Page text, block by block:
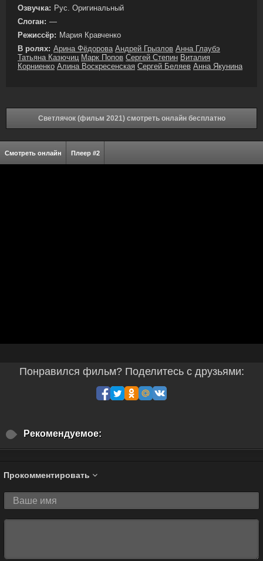
Озвучка: Рус. Оригинальный
Слоган: —
Режиссёр: Мария Кравченко
В ролях: Арина Фёдорова Андрей Грызлов Анна Глаубэ
Татьяна Казючиц Марк Попов Сергей Степин Виталия
Корниенко Алина Воскресенская Сергей Беляев Анна Якунина
Светлячок (фильм 2021) смотреть онлайн бесплатно
Смотреть онлайн Плеер #2
Понравился фильм? Поделитесь с друзьями:
Рекомендуемое:
Прокомментировать